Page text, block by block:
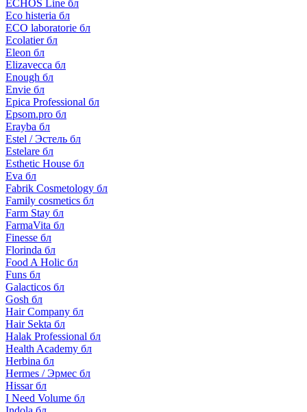
ECHOS Line бл
Eco histeria бл
ECO laboratorie бл
Ecolatier бл
Eleon бл
Elizavecca бл
Enough бл
Envie бл
Epica Professional бл
Epsom.pro бл
Erayba бл
Estel / Эстель бл
Estelare бл
Esthetic House бл
Eva бл
Fabrik Cosmetology бл
Family cosmetics бл
Farm Stay бл
FarmaVita бл
Finesse бл
Florinda бл
Food A Holic бл
Funs бл
Galacticos бл
Gosh бл
Hair Company бл
Hair Sekta бл
Halak Professional бл
Health Academy бл
Herbina бл
Hermes / Эрмес бл
Hissar бл
I Need Volume бл